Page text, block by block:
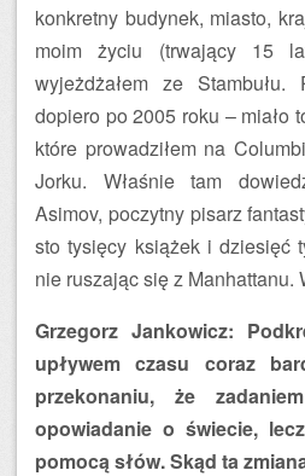
konkretny budynek, miasto,
moim życiu (trwający 15
wyjeżdżałem ze Stambułu.
dopiero po 2005 roku – miało
które prowadziłem na
Jorku. Właśnie tam
Asimov, poczytny pisarz
sto tysięcy książek i dziesięć
nie ruszając się z Manhattanu.
Grzegorz Jankowicz:
upływem czasu coraz
przekonaniu, że
opowiadanie o świecie,
pomocą słów. Skąd ta